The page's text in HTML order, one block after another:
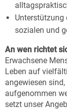
Unterstützung
sozialen und
An wen richtet
Erwachsene
Leben auf
angewiesen
aufgenommen
setzt unser